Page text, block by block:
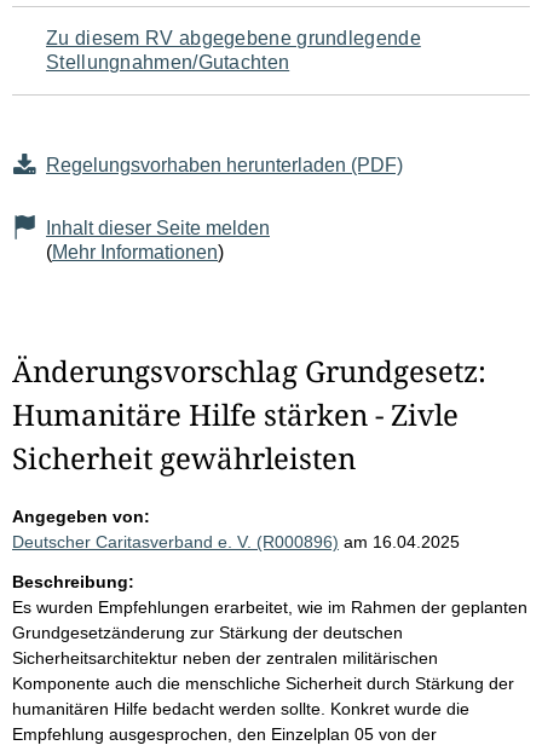
Zu diesem RV abgegebene grundlegende
Stellungnahmen/Gutachten
Regelungsvorhaben herunterladen (PDF)
Inhalt dieser Seite melden
(Mehr Informationen)
Änderungsvorschlag Grundgesetz:
Humanitäre Hilfe stärken - Zivle
Sicherheit gewährleisten
Angegeben von:
Deutscher Caritasverband e. V. (R000896) am 16.04.2025
Beschreibung:
Es wurden Empfehlungen erarbeitet, wie im Rahmen der geplanten
Grundgesetzänderung zur Stärkung der deutschen
Sicherheitsarchitektur neben der zentralen militärischen
Komponente auch die menschliche Sicherheit durch Stärkung der
humanitären Hilfe bedacht werden sollte. Konkret wurde die
Empfehlung ausgesprochen, den Einzelplan 05 von der